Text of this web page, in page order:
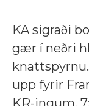
KA sigraði
gær í neðri
upp fyrir
KR-ingum,